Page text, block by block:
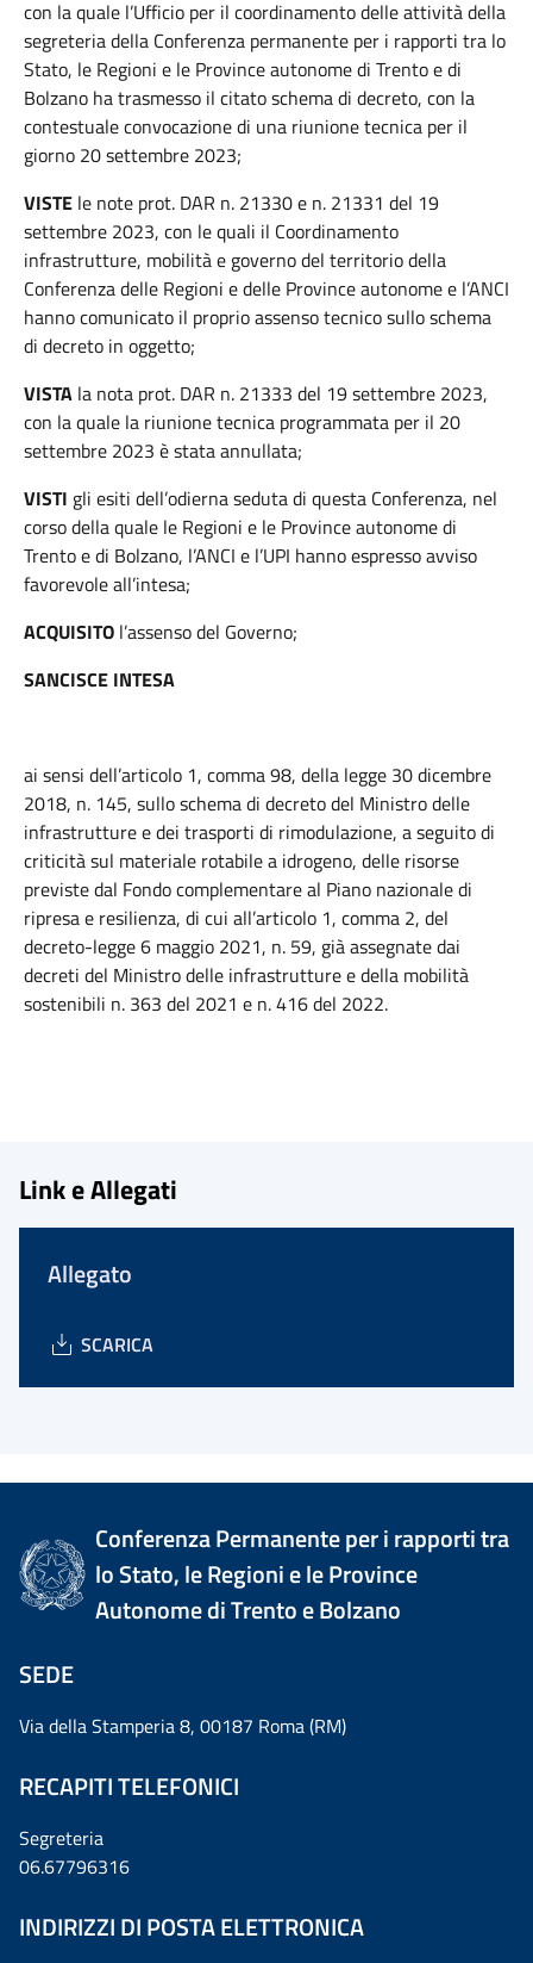
con la quale l’Ufficio per il coordinamento delle attività della
segreteria della Conferenza permanente per i rapporti tra lo
Stato, le Regioni e le Province autonome di Trento e di
Bolzano ha trasmesso il citato schema di decreto, con la
contestuale convocazione di una riunione tecnica per il
giorno 20 settembre 2023;
VISTE le note prot. DAR n. 21330 e n. 21331 del 19
settembre 2023, con le quali il Coordinamento
infrastrutture, mobilità e governo del territorio della
Conferenza delle Regioni e delle Province autonome e l’ANCI
hanno comunicato il proprio assenso tecnico sullo schema
di decreto in oggetto;
VISTA la nota prot. DAR n. 21333 del 19 settembre 2023,
con la quale la riunione tecnica programmata per il 20
settembre 2023 è stata annullata;
VISTI gli esiti dell’odierna seduta di questa Conferenza, nel
corso della quale le Regioni e le Province autonome di
Trento e di Bolzano, l’ANCI e l’UPI hanno espresso avviso
favorevole all’intesa;
ACQUISITO l’assenso del Governo;
SANCISCE INTESA
ai sensi dell’articolo 1, comma 98, della legge 30 dicembre
2018, n. 145, sullo schema di decreto del Ministro delle
infrastrutture e dei trasporti di rimodulazione, a seguito di
criticità sul materiale rotabile a idrogeno, delle risorse
previste dal Fondo complementare al Piano nazionale di
ripresa e resilienza, di cui all’articolo 1, comma 2, del
decreto-legge 6 maggio 2021, n. 59, già assegnate dai
decreti del Ministro delle infrastrutture e della mobilità
sostenibili n. 363 del 2021 e n. 416 del 2022.
Link e Allegati
Allegato
SCARICA
Conferenza Permanente per i rapporti tra
lo Stato, le Regioni e le Province
Autonome di Trento e Bolzano
SEDE
Via della Stamperia 8, 00187 Roma (RM)
RECAPITI TELEFONICI
Segreteria
06.67796316
INDIRIZZI DI POSTA ELETTRONICA